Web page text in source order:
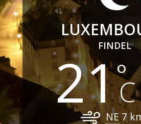
FINDEL
21
NE7